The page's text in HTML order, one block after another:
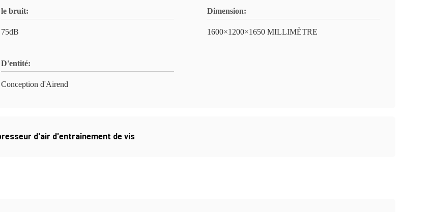
le bruit:
75dB
Dimension:
1600×1200×1650 MILLIMÈTRE
D'entité:
Conception d'Airend
d'air d'entraînement de vis